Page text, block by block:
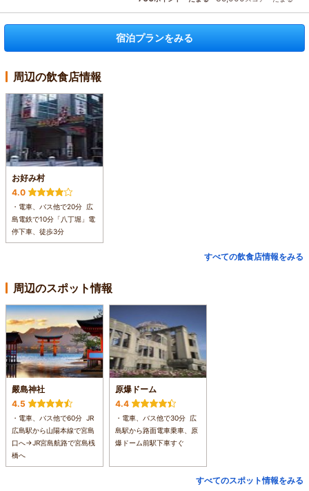
宿泊プランをみる
周辺の飲食店情報
お好み村
4.0
・電車、バス他で20分 広
島電鉄で10分「八丁堀」電
停下車、徒歩3分
すべての飲食店情報をみる
周辺のスポット情報
嚴島神社
4.5
・電車、バス他で60分 JR
広島駅から山陽本線で宮島
口へ→JR宮島航路で宮島桟
橋へ
原爆ドーム
4.4
・電車、バス他で30分 広
島駅から路面電車乗車、原
爆ドーム前駅下車すぐ
すべてのスポット情報をみる